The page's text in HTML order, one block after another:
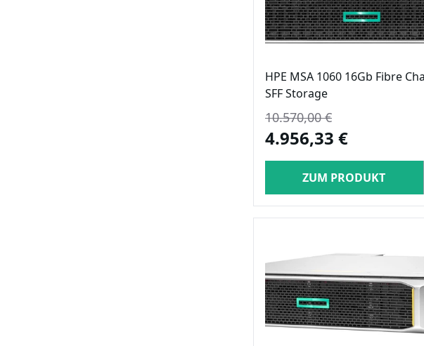
HPE MSA 1060 16Gb Fibre
SFF Storage
10.570,00 €
4.956,33 €
ZUM PRODUKT